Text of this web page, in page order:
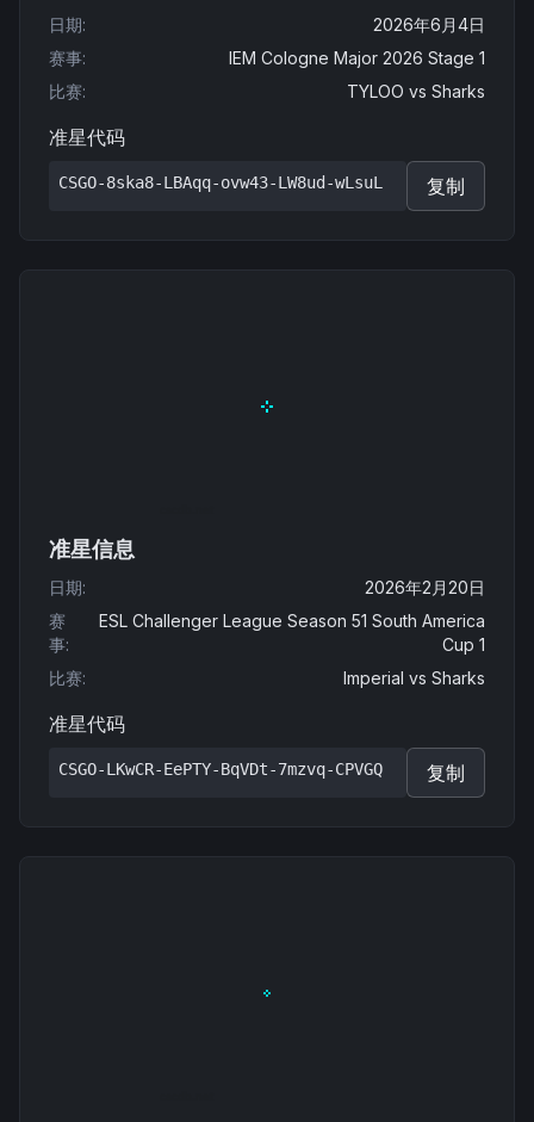
日期:
2026年6月4日
赛事:
IEM Cologne Major 2026 Stage 1
比赛: TYLOO vs Sharks
准星代码
CSGO-8ska8-LBAqq-ovw43-LW8ud-wLsuL 复制
准星信息
日期:
2026年2月20日
赛
事:
ESL Challenger League Season 51 South America
Cup 1
比赛: Imperial vs Sharks
准星代码
CSGO-LKwCR-EePTY-BqVDt-7mzvq-CPVGQ 复制